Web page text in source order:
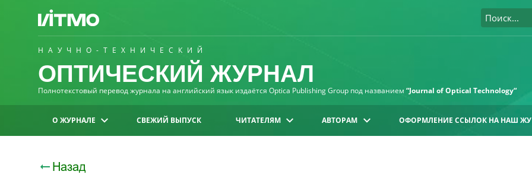
НАУЧНО-ТЕХНИЧЕСКИЙ
ОПТИЧЕСКИЙ ЖУРНАЛ
Полнотекстовый перевод журнала на английский язык издаётся Optica Publishing Group под названием “Journal of Optical Technology“
О ЖУРНАЛЕ СВЕЖИЙ ВЫПУСК ЧИТАТЕЛЯМ АВТОРАМ ОФОРМЛЕНИЕ ССЫЛОК НА НАШ
Назад